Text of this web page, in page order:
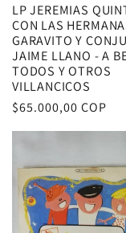
LP JEREMIAS
CON LAS
GARAVITO Y
JAIME LLANO - A
TODOS Y OTROS
VILLANCICOS
Precio
habitual
$65.000,00 COP